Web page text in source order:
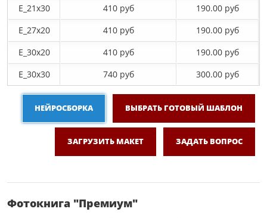
E_21х30
410 руб
190.00 руб
E_27x20
410 руб
190.00 руб
E_30x20
410 руб
190.00 руб
E_30х30
740 руб 300.00 руб
НЕЙРОСБОРКА ВЫБРАТЬ ГОТОВЫЙ ШАБЛОН
ЗАГРУЗИТЬ МАКЕТ ЗАДАТЬ ВОПРОС
Фотокнига "Премиум"